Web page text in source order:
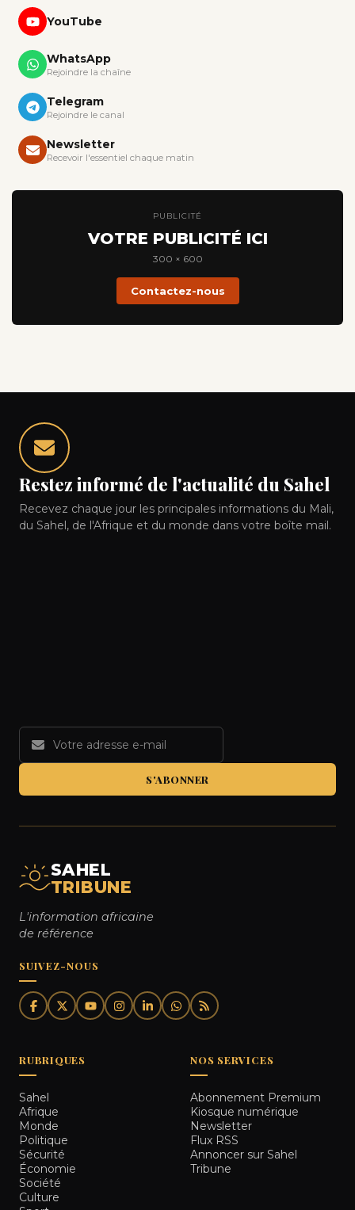
YouTube
WhatsApp
Rejoindre la chaîne
Telegram
Rejoindre le canal
Newsletter
Recevoir l'essentiel chaque matin
PUBLICITÉ
VOTRE PUBLICITÉ ICI
300 × 600
Contactez-nous
Restez informé de l'actualité du Sahel
Recevez chaque jour les principales informations du Mali,
du Sahel, de l'Afrique et du monde dans votre boîte mail.
S'ABONNER
SAHEL
TRIBUNE
L'information africaine
de référence
SUIVEZ-NOUS
RUBRIQUES
Sahel
Afrique
Monde
Politique
Sécurité
Économie
Société
Culture
NOS SERVICES
Abonnement Premium
Kiosque numérique
Newsletter
Flux RSS
Annoncer sur Sahel
Tribune